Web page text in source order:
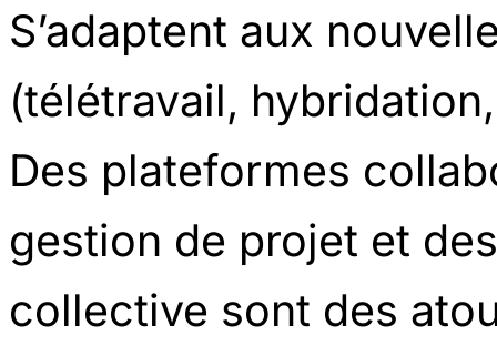
S’adaptent aux
(télétravail,
Des plateformes
gestion de projet et
collective sont des